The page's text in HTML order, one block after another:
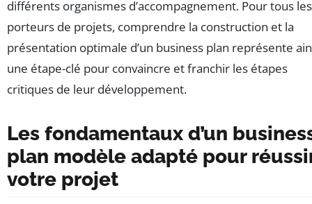
différents organismes d’accompagnement. Pour tous les
porteurs de projets, comprendre la construction et la
présentation optimale d’un business plan représente
une étape-clé pour convaincre et franchir les étapes
critiques de leur développement.
Les fondamentaux d’un
plan modèle adapté pour
votre projet